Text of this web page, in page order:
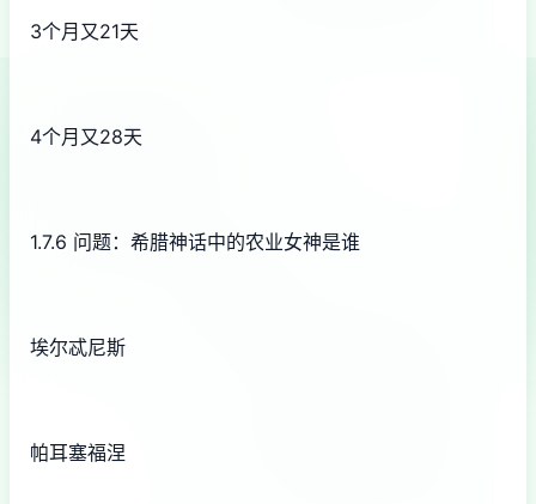
3个月又21天
4个月又28天
1.7.6 问题：希腊神话中的农业女神是谁
埃尔忒尼斯
帕耳塞福涅